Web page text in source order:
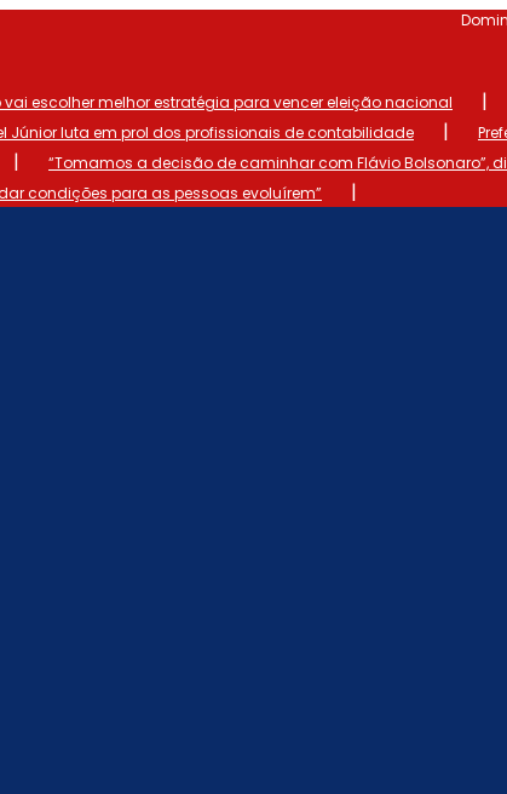
vai escolher melhor estratégia para vencer eleição nacional
|
Júnior luta em prol dos profissionais de contabilidade |
| “Tomamos a decisão de caminhar com Flávio Bolsonaro”,
condições para as pessoas evoluírem”
|